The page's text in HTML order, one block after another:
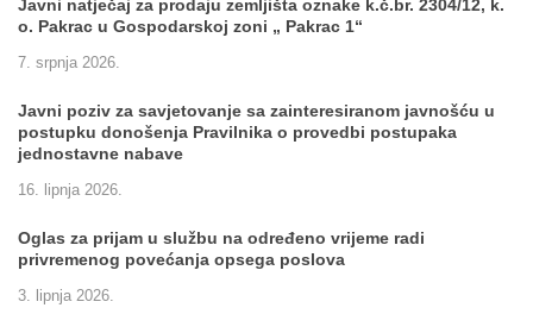
Javni natječaj za prodaju zemljišta oznake k.č.br. 2304/12, k.
o. Pakrac u Gospodarskoj zoni „ Pakrac 1“
7. srpnja 2026.
Javni poziv za savjetovanje sa zainteresiranom javnošću u
postupku donošenja Pravilnika o provedbi postupaka
jednostavne nabave
16. lipnja 2026.
Oglas za prijam u službu na određeno vrijeme radi
privremenog povećanja opsega poslova
3. lipnja 2026.